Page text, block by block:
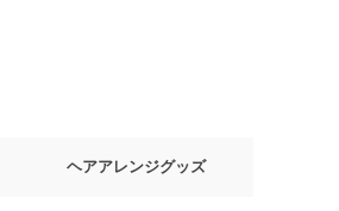
ヘアアレンジグッズ